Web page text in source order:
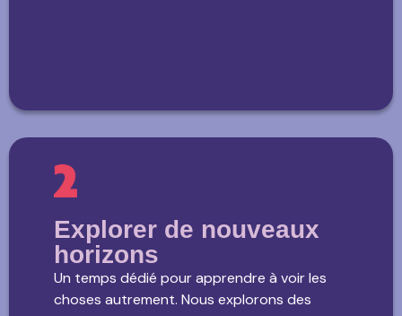
Explorer de nouveaux
horizons
Un temps dédié pour apprendre à voir les
choses autrement. Nous explorons des